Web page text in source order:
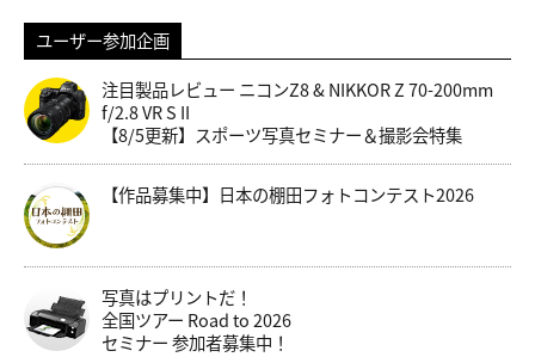
ユーザー参加企画
注目製品レビュー ニコンZ8 & NIKKOR Z 70-200mm
f/2.8 VR S II
【8/5更新】スポーツ写真セミナー＆撮影会特集
【作品募集中】日本の棚田フォトコンテスト2026
写真はプリントだ！
全国ツアー Road to 2026
セミナー 参加者募集中！